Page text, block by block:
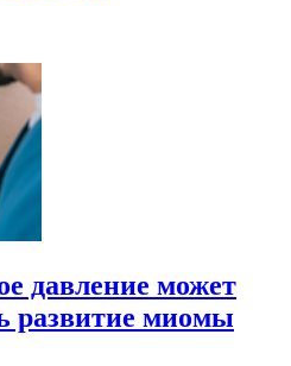
давление может
развитие миомы